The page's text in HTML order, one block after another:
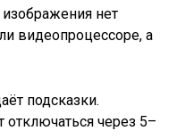
изображения нет
видеопроцессоре, а
подсказки.
через 5–